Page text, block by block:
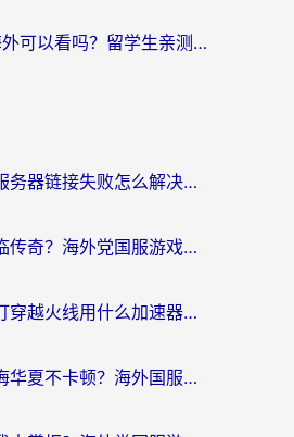
央视影音VIP海外可以看吗？留学生亲测有效的回国加速器选择指南
女神星球海外服务器链接失败怎么解决？海外党国服游戏加速避坑指南
日本怎么玩君临传奇？海外党国服游戏加速避坑指南（附菲律宾欧洲玩家实测）
海外党必看：打穿越火线用什么加速器？解决延迟卡顿，还能玩奇妙拼图世界和第五人格
波兰怎么玩无悔华夏不卡顿？海外国服游戏加速器终极指南（附征途2萤火突击解决方案）